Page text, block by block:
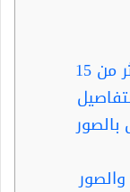
مطاعم أمريكية في الرياض .. أكثر من 15
بالصور
والصور